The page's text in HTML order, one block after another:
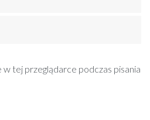
tej przeglądarce podczas pisania